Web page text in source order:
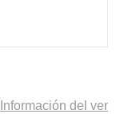
Información del